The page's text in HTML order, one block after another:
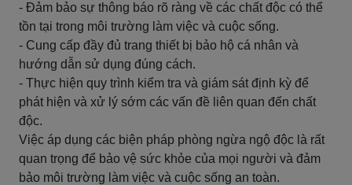
- Đảm bảo sự thông báo rõ ràng về các chất độc có thể
tồn tại trong môi trường làm việc và cuộc sống.
- Cung cấp đầy đủ trang thiết bị bảo hộ cá nhân và
hướng dẫn sử dụng đúng cách.
- Thực hiện quy trình kiểm tra và giám sát định kỳ để
phát hiện và xử lý sớm các vấn đề liên quan đến chất
độc.
Việc áp dụng các biện pháp phòng ngừa ngộ độc là rất
quan trọng để bảo vệ sức khỏe của mọi người và đảm
bảo môi trường làm việc và cuộc sống an toàn.